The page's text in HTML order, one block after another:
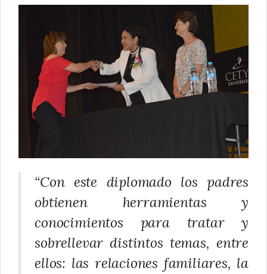
“Con este diplomado los padres
obtienen herramientas y
conocimientos para tratar y
sobrellevar distintos temas, entre
ellos: las relaciones familiares, la